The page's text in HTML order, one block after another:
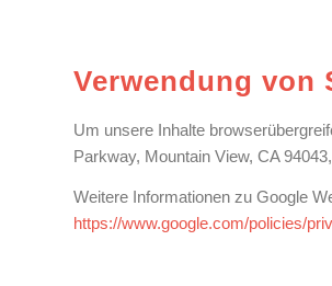
Verwendung von
Um unsere Inhalte
Parkway, Mountain View, CA
Weitere Informationen zu Google
https://www.google.com/policies/